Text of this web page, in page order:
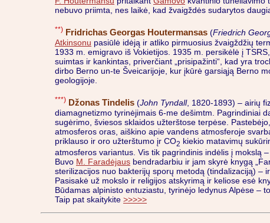
nebuvo priimta, nes laikė, kad žvaigždės sudarytos
**) Fridrichas Georgas Houtermansas (Friedrich
Atkinsonu pasiūlė idėją ir atliko pirmuosius žvaigždžių
1933 m. emigravo iš Vokietijos. 1935 m. persikėlė į
suimtas ir kankintas, priverčiant „prisipažinti“, kad yra
dirbo Berno un-te Šveicarijoje, kur įkūrė garsiąją Berno
geologijoje.
***) Džonas Tindelis (John Tyndall, 1820-1893) – airių
diamagnetizmo tyrinėjimais 6-me dešimtm. Pagrindiniai
sugėrimo, šviesos sklaidos užterštose terpėse.
atmosferos oras, aiškino apie vandens atmosferoje
priklauso ir oro užterštumo įr CO2 kiekio matavimų
atmosferos variantus. Vis tik pagrindinis indėlis į mokslą
Buvo M. Faradėjaus bendradarbiu ir jam skyrė knygą
sterilizacijos nuo bakterijų sporų metodą (tindalizaciją) –
Pasisakė už mokslo ir religijos atskyrimą ir keliose esė
Būdamas alpinisto entuziastu, tyrinėjo ledynus Alpėse –
Taip pat skaitykite >>>>>